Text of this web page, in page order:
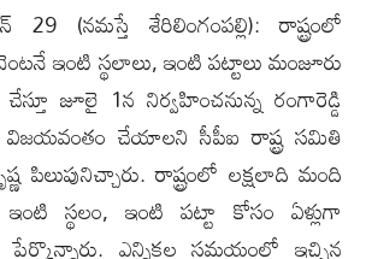
29 (న‌మ‌స్తే శేరిలింగంప‌ల్లి): రాష్ట్రంలో
ఇంటి స్థలాలు, ఇంటి పట్టాలు మంజూరు
జూలై 1న నిర్వహించ‌నున్న రంగారెడ్డి
విజయవంతం చేయాలని సీపీఐ రాష్ట్ర సమితి
పిలుపునిచ్చారు. రాష్ట్రంలో లక్షలాది మంది
స్థలం, ఇంటి పట్టా కోసం ఏళ్లుగా
పేర్కొన్నారు. ఎన్నికల సమయంలో ఇచ్చిన